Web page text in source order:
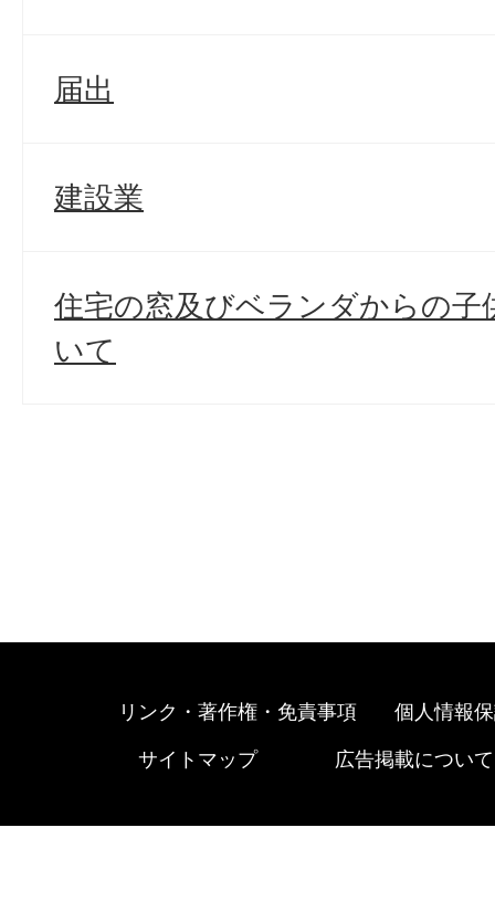
届出
建設業
住宅の窓及びベランダからの子
いて
リンク・著作権・免責事項 個人情報
サイトマップ 広告掲載について